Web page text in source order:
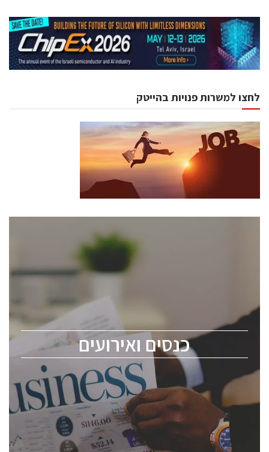
לחצו למשרות פנויות בהייטק
כנסים ואירועים
כנסים ואירועים
לכל העוסקים בתעשיית הסמיקונדקטור כולל מהנדסים,
ChipEx2026 will be held on May 12-13, 2026. The
conference is intended for everyone involved in the
semiconductor industry, including engineers,
professional experts, and senior executives.
לחץ לפרטים